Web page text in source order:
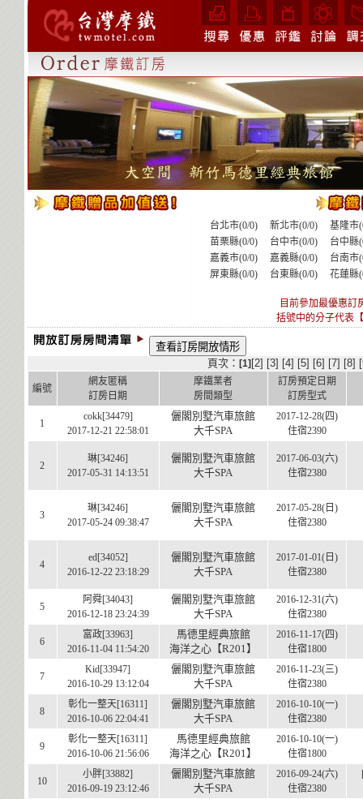
台北市(0/0) 新北市(0/0)
基隆市
苗栗縣(0/0)
台中市(0/0)
台中縣
嘉義市(0/0)
嘉義縣(0/0)
台南市
屏東縣(0/0)
台東縣(0/0) 花蓮縣
目前參加最優惠訂
括號中的分子代表
頁次： [1][2] [3] [4] [5] [6] [7] [8] [
編號
網友匿稱
訂房日期
摩鐵業者
房間類型
訂房預定日期
訂房型式
1
cokk[34479]
2017-12-21 22:58:01
儷閣別墅汽車旅館
大千SPA
2017-12-28(四)
住宿2390
2
琳[34246]
2017-05-31 14:13:51
儷閣別墅汽車旅館
大千SPA
2017-06-03(六)
住宿2380
3
琳[34246]
2017-05-24 09:38:47
儷閣別墅汽車旅館
大千SPA
2017-05-28(日)
住宿2380
4
ed[34052]
2016-12-22 23:18:29
儷閣別墅汽車旅館
大千SPA
2017-01-01(日)
住宿2380
5
阿舜[34043]
2016-12-18 23:24:39
儷閣別墅汽車旅館
大千SPA
2016-12-31(六)
住宿2380
6
富政[33963]
2016-11-04 11:54:20
馬德里經典旅館
海洋之心【R201】
2016-11-17(四)
住宿1800
7
Kid[33947]
2016-10-29 13:12:04
儷閣別墅汽車旅館
大千SPA
2016-11-23(三)
住宿2380
8
彰化一整天[16311]
2016-10-06 22:04:41
儷閣別墅汽車旅館
大千SPA
2016-10-10(一)
住宿2380
9
彰化一整天[16311]
2016-10-06 21:56:06
馬德里經典旅館
海洋之心【R201】
2016-10-10(一)
住宿1800
10
小胖[33882]
2016-09-19 23:12:46
儷閣別墅汽車旅館
大千SPA
2016-09-24(六)
住宿2380